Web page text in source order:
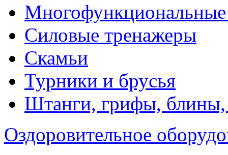
Силовые тренажеры
Скамьи
Турники и брусья
Штанги, грифы, блины,
Оздоровительное